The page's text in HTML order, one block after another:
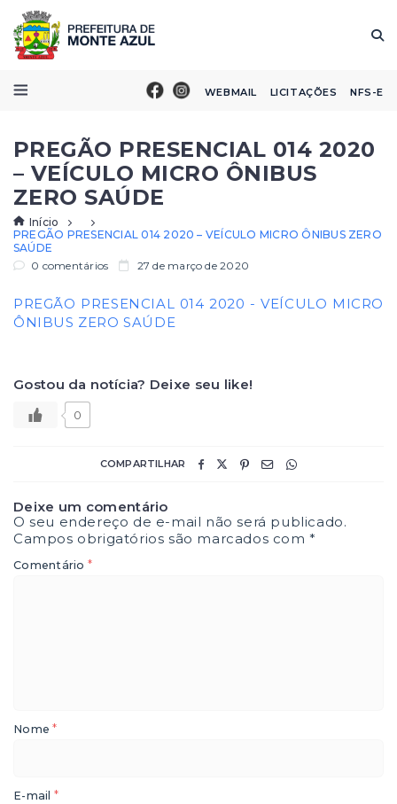
WEBMAIL LICITAÇÕES NFS-E
PREGÃO PRESENCIAL 014 2020
– VEÍCULO MICRO ÔNIBUS
ZERO SAÚDE
Início
PREGÃO PRESENCIAL 014 2020 – VEÍCULO MICRO ÔNIBUS ZERO
SAÚDE
0 comentários
27 de março de 2020
PREGÃO PRESENCIAL 014 2020 - VEÍCULO MICRO
ÔNIBUS ZERO SAÚDE
Gostou da notícia? Deixe seu like!
0
COMPARTILHAR
Deixe um comentário
O seu endereço de e-mail não será publicado.
Campos obrigatórios são marcados com*
Comentário *
Nome*
E-mail *